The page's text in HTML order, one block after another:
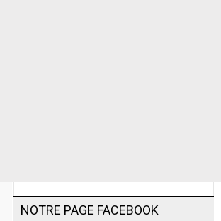
NOTRE PAGE FACEBOOK